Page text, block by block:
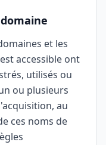
et les
accessible ont
utilisés ou
ou plusieurs
au
ces noms de